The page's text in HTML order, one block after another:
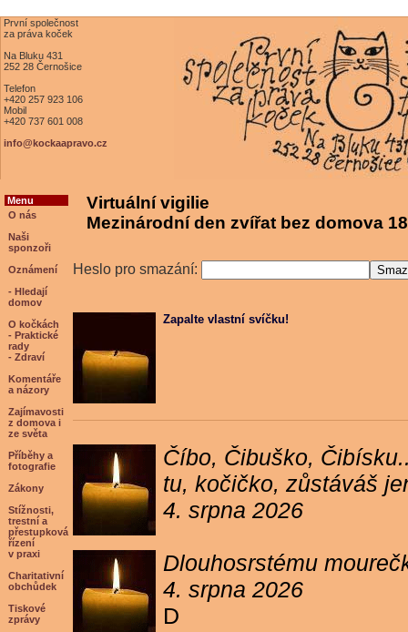
První společnost
za práva koček
Na Bluku 431
252 28 Černošice
Telefon
+420 257 923 106
Mobil
+420 737 601 008
info@kockaapravo.cz
Menu
O nás
Naši
sponzoři
Oznámení
- Hledají
domov
O kočkách
- Praktické
rady
- Zdraví
Komentáře
a názory
Zajímavosti
z domova i
ze světa
Příběhy a
fotografie
Zákony
Stížnosti,
trestní a
přestupková
řízení
v praxi
Charitativní
obchůdek
Tiskové
zprávy
Virtuální vigilie
Mezinárodní den zvířat bez domova
Heslo pro smazání:
Zapalte vlastní svíčku!
Číbo, Čibuško,
tu, kočičko, zůstáváš
4. srpna 2026
Dlouhosrstému
4. srpna 2026
D